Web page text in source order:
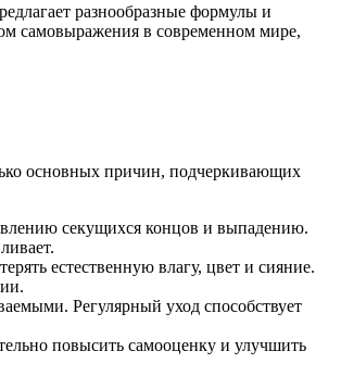
разнообразные формулы и
самовыражения в современном мире,
основных причин, подчеркивающих
секущихся концов и выпадению.
естественную влагу, цвет и сияние.
Регулярный уход способствует
повысить самооценку и улучшить